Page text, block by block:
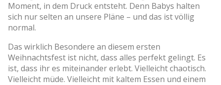
Moment, in dem Druck entsteht. Denn Babys halten
sich nur selten an unsere Pläne – und das ist völlig
normal.
Das wirklich Besondere an diesem ersten
Weihnachtsfest ist nicht, dass alles perfekt gelingt. Es
ist, dass ihr es miteinander erlebt. Vielleicht chaotisch.
Vielleicht müde. Vielleicht mit kaltem Essen und einem